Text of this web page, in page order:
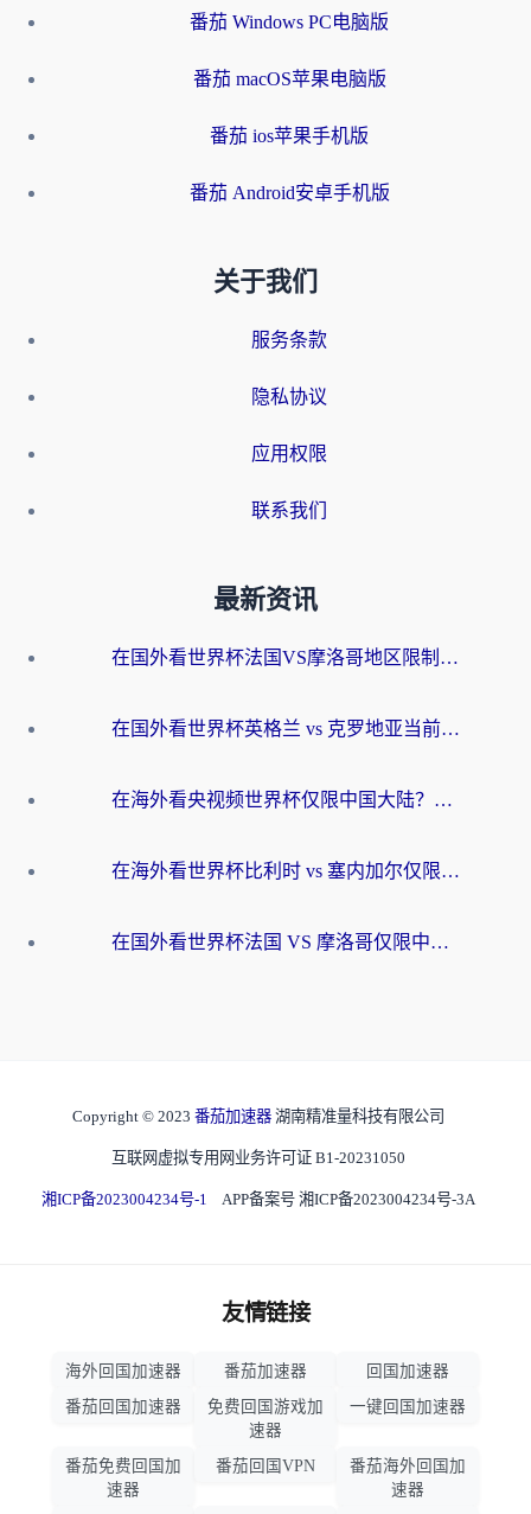
番茄 Windows PC电脑版
番茄 macOS苹果电脑版
番茄 ios苹果手机版
番茄 Android安卓手机版
关于我们
服务条款
隐私协议
应用权限
联系我们
最新资讯
在国外看世界杯法国VS摩洛哥地区限制？这篇指南让你流畅看中文解说无压力
在国外看世界杯英格兰 vs 克罗地亚当前地区不可播放？这篇指南帮你搞定所有海外观赛难题
在海外看央视频世界杯仅限中国大陆？这篇指南帮你解锁中文解说+无卡顿直播
在海外看世界杯比利时 vs 塞内加尔仅限中国大陆？我找到了最流畅的中文解说之路
在国外看世界杯法国 VS 摩洛哥仅限中国大陆？海外党这样看中文解说赛事不卡顿
Copyright © 2023 番茄加速器 湖南精准量科技有限公司
互联网虚拟专用网业务许可证 B1-20231050
湘ICP备2023004234号-1 APP备案号 湘ICP备2023004234号-3A
友情链接
海外回国加速器 番茄加速器
回国加速器
番茄回国加速器
免费回国游戏加
速器
一键回国加速器
番茄免费回国加
速器
番茄回国VPN
番茄海外回国加
速器